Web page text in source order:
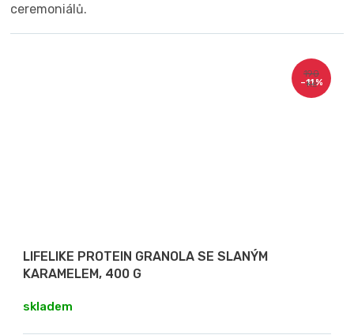
ceremoniálů.
190
Kč
–11 %
LIFELIKE PROTEIN GRANOLA SE SLANÝM
KARAMELEM, 400 G
skladem